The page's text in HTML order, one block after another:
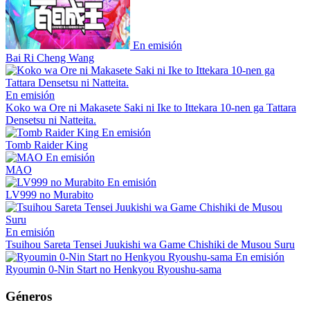
En emisión
Bai Ri Cheng Wang
En emisión
Koko wa Ore ni Makasete Saki ni Ike to Ittekara 10-nen ga Tattara
Densetsu ni Natteita.
En emisión
Tomb Raider King
En emisión
MAO
En emisión
LV999 no Murabito
En emisión
Tsuihou Sareta Tensei Juukishi wa Game Chishiki de Musou Suru
En emisión
Ryoumin 0-Nin Start no Henkyou Ryoushu-sama
Géneros